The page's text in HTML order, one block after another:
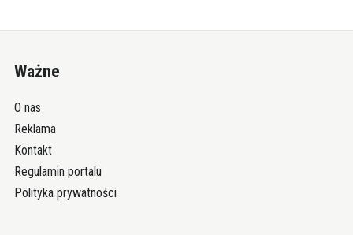
Ważne
O nas
Reklama
Kontakt
Regulamin portalu
Polityka prywatności